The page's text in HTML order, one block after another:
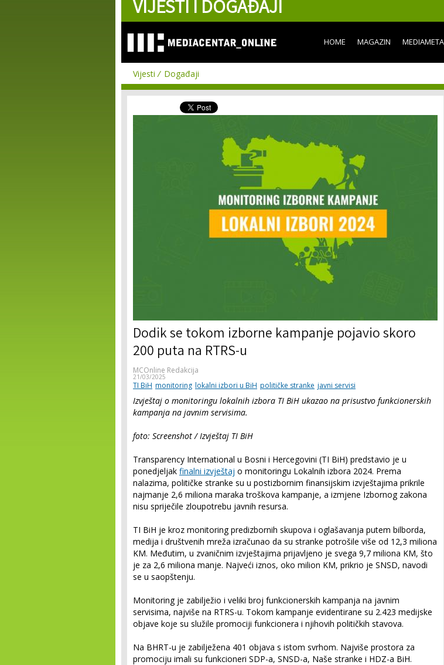
content
VIJESTI I DOGAĐAJI
HOME MAGAZIN
Vijesti Događaji
Dodik se tokom izborne kampanje pojavio skoro
200 puta na RTRS-u
MCOnline Redakcija
21/03/2025
TI BiH monitoring lokalni izbori u BiH političke stranke javni servisi
Izvještaj o monitoringu lokalnih izbora TI BiH ukazao na prisustvo funkcionerskih
kampanja na javnim servisima.
foto: Screenshot / Izvještaj TI BiH
Transparency International u Bosni i Hercegovini (TI BiH) predstavio je u
ponedjeljak finalni izvještaj o monitoringu Lokalnih izbora 2024. Prema
nalazima, političke stranke su u postizbornim finansijskim izvještajima prikrile
najmanje 2,6 miliona maraka troškova kampanje, a izmjene Izbornog zakona
nisu spriječile zloupotrebu javnih resursa.
TI BiH je kroz monitoring predizbornih skupova i oglašavanja putem bilborda,
medija i društvenih mreža izračunao da su stranke potrošile više od 12,3 miliona
KM. Međutim, u zvaničnim izvještajima prijavljeno je svega 9,7 miliona KM, što
je za 2,6 miliona manje. Najveći iznos, oko milion KM, prikrio je SNSD, navodi
se u saopštenju.
Monitoring je zabilježio i veliki broj funkcionerskih kampanja na javnim
servisima, najviše na RTRS-u. Tokom kampanje evidentirane su 2.423 medijske
objave koje su služile promociji funkcionera i njihovih političkih stavova.
Na BHRT-u je zabilježena 401 objava s istom svrhom. Najviše prostora za
promociju imali su funkcioneri SDP-a, SNSD-a, Naše stranke i HDZ-a BiH.